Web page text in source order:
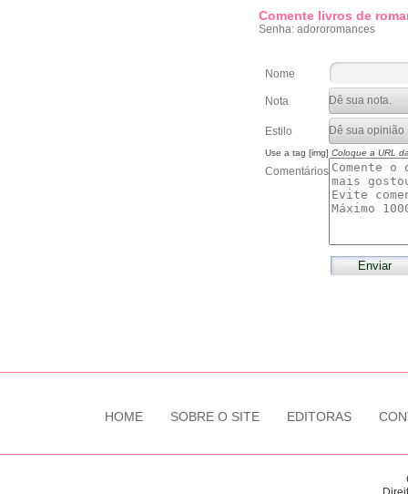
Comente livros de
Senha: adororomances
Nome
Nota
Estilo
Use a tag [img] Coloque a URL
Comentários
HOME SOBRE O SITE EDITORAS